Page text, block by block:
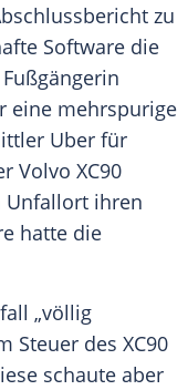
zu
Software die
eine mehrspurige
Uber für
Volvo XC90
Unfallort ihren
hatte die
„völlig
Steuer des XC90
schaute aber